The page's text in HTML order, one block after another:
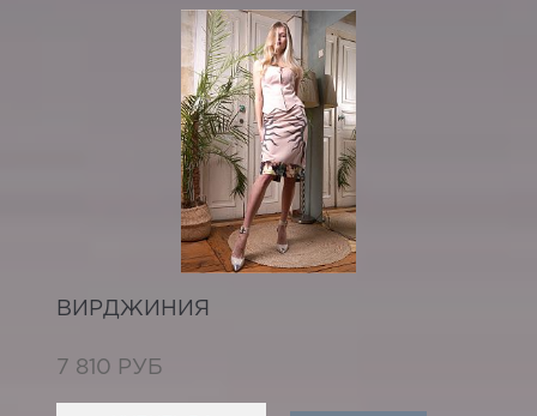
ВИРДЖИНИЯ
7 810 РУБ